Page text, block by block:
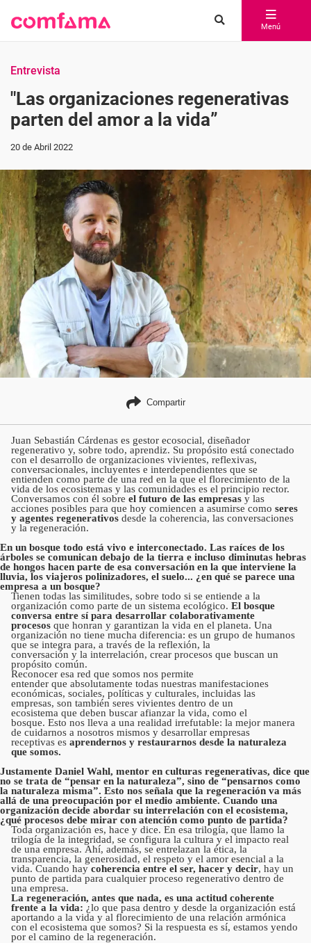
Menú
Entrevista
"Las organizaciones regenerativas
parten del amor a la vida”
20 de Abril 2022
Compartir
Juan Sebastián Cárdenas es gestor ecosocial, diseñador
regenerativo y, sobre todo, aprendiz. Su propósito está conectado
con el desarrollo de organizaciones vivientes, reflexivas,
conversacionales, incluyentes e interdependientes que se
entienden como parte de una red en la que el florecimiento de la
vida de los ecosistemas y las comunidades es el principio rector.
Conversamos con él sobre el futuro de las empresas y las
acciones posibles para que hoy comiencen a asumirse como seres
y agentes regenerativos desde la coherencia, las conversaciones
y la regeneración.
En un bosque todo está vivo e interconectado. Las raíces de los
árboles se comunican debajo de la tierra e incluso diminutas hebras
de hongos hacen parte de esa conversación en la que interviene la
lluvia, los viajeros polinizadores, el suelo... ¿en qué se parece una
empresa a un bosque?
Tienen todas las similitudes, sobre todo si se entiende a la
organización como parte de un sistema ecológico. El bosque
conversa entre sí para desarrollar colaborativamente
procesos que honran y garantizan la vida en el planeta. Una
organización no tiene mucha diferencia: es un grupo de humanos
que se integra para, a través de la reflexión, la
conversación y la interrelación, crear procesos que buscan un
propósito común.
Reconocer esa red que somos nos permite
entender que absolutamente todas nuestras manifestaciones
económicas, sociales, políticas y culturales, incluidas las
empresas, son también seres vivientes dentro de un
ecosistema que deben buscar afianzar la vida, como el
bosque. Esto nos lleva a una realidad irrefutable: la mejor manera
de cuidarnos a nosotros mismos y desarrollar empresas
receptivas es aprendernos y restaurarnos desde la naturaleza
que somos.
Justamente Daniel Wahl, mentor en culturas regenerativas, dice que
no se trata de “pensar en la naturaleza”, sino de “pensarnos como
la naturaleza misma”. Esto nos señala que la regeneración va más
allá de una preocupación por el medio ambiente. Cuando una
organización decide abordar su interrelación con el ecosistema,
¿qué procesos debe mirar con atención como punto de partida?
Toda organización es, hace y dice. En esa trilogía, que llamo la
trilogía de la integridad, se configura la cultura y el impacto real
de una empresa. Ahí, además, se entrelazan la ética, la
transparencia, la generosidad, el respeto y el amor esencial a la
vida. Cuando hay coherencia entre el ser, hacer y decir, hay un
punto de partida para cualquier proceso regenerativo dentro de
una empresa.
La regeneración, antes que nada, es una actitud coherente
frente a la vida: ¿lo que pasa dentro y desde la organización está
aportando a la vida y al florecimiento de una relación armónica
con el ecosistema que somos? Si la respuesta es sí, estamos yendo
por el camino de la regeneración.